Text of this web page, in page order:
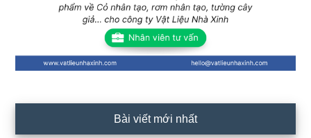
Bài viết mới nhất